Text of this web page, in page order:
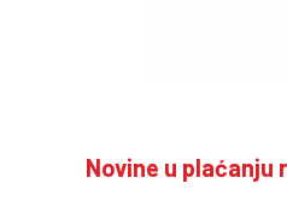
Novine u plaćanju